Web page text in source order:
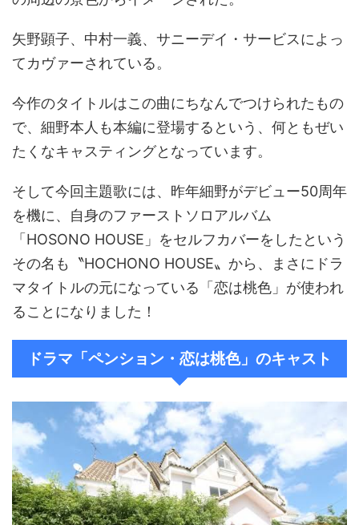
矢野顕子、中村一義、サニーデイ・サービスによっ
てカヴァーされている。
今作のタイトルはこの曲にちなんでつけられたもの
で、細野本人も本編に登場するという、何ともぜい
たくなキャスティングとなっています。
そして今回主題歌には、昨年細野がデビュー50周年
を機に、自身のファーストソロアルバム
「HOSONO HOUSE」をセルフカバーをしたという
その名も〝HOCHONO HOUSE〟から、まさにドラ
マタイトルの元になっている「恋は桃色」が使われ
ることになりました！
ドラマ「ペンション・恋は桃色」のキャスト